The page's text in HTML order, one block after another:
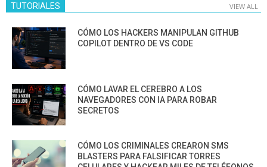
TUTORIALES VIEW ALL
CÓMO LOS HACKERS MANIPULAN GITHUB
COPILOT DENTRO DE VS CODE
CÓMO LAVAR EL CEREBRO A LOS
NAVEGADORES CON IA PARA ROBAR
SECRETOS
CÓMO LOS CRIMINALES CREARON SMS
BLASTERS PARA FALSIFICAR TORRES